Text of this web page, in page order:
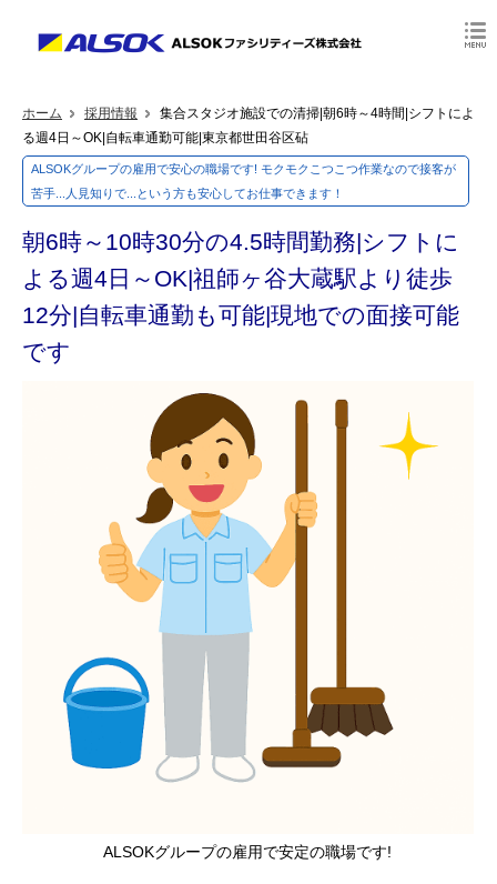
ホーム 採用情報
集合スタジオ施設での清掃|朝6時～4時間|シフトによ
る週4日～OK|自転車通勤可能|東京都世田谷区砧
ALSOKグループの雇用で安心の職場です! モクモクこつこつ作業なので接客が
苦手...人見知りで...という方も安心してお仕事できます！
朝6時～10時30分の4.5時間勤務|シフトに
よる週4日～OK|祖師ヶ谷大蔵駅より徒歩
12分|自転車通勤も可能|現地での面接可能
です
ALSOKグループの雇用で安定の職場です!